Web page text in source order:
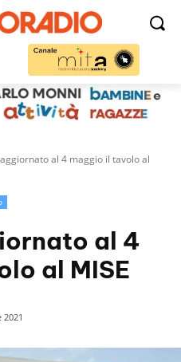
al 4 maggio il tavolo al
al 4
al MISE
2021